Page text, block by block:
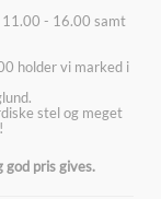
11.00 - 16.00 samt
holder vi marked i
stel og meget
god pris gives.